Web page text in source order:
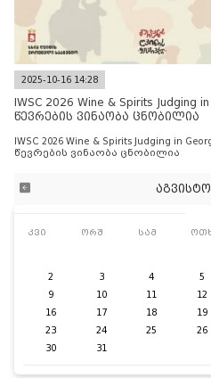
2025-10-16 14:28
IWSC 2026 Wine & Spirits
წევრების ვინაობა ცნობილია
IWSC 2026 Wine & Spirits Judging in
წევრების ვინაობა ცნობილია
აგვისტო
კვი ორშ სამ
2
3 4 5
9
10 11 12
16
17 18 19
23
24 25 26
30
31